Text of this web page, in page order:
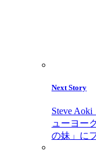
Next Story
Steve
ューヨー
の妹」に